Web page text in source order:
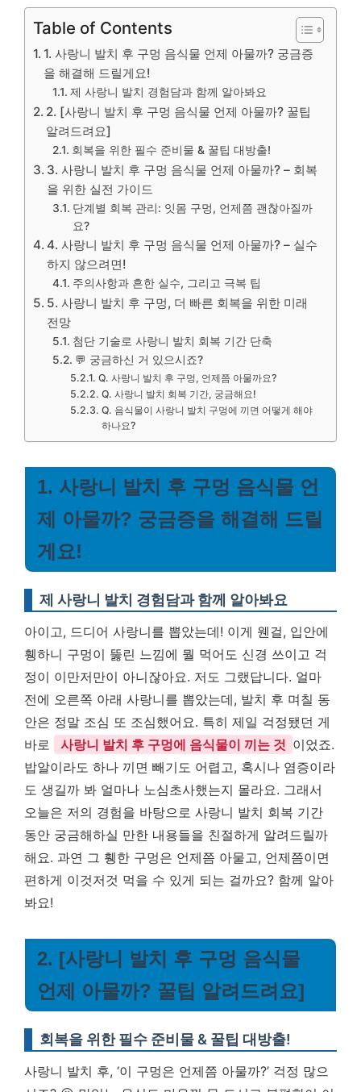
Table of Contents
1. 사랑니 발치 후 구멍 음식물 언제 아물까? 궁금증
을 해결해 드릴게요!
제 사랑니 발치 경험담과 함께 알아봐요
2. [사랑니 발치 후 구멍 음식물 언제 아물까? 꿀팁
알려드려요]
회복을 위한 필수 준비물 & 꿀팁 대방출!
3. 사랑니 발치 후 구멍 음식물 언제 아물까? – 회복
을 위한 실전 가이드
단계별 회복 관리: 잇몸 구멍, 언제쯤 괜찮아질까
요?
4. 사랑니 발치 후 구멍 음식물 언제 아물까? – 실수
하지 않으려면!
주의사항과 흔한 실수, 그리고 극복 팁
5. 사랑니 발치 후 구멍, 더 빠른 회복을 위한 미래
전망
첨단 기술로 사랑니 발치 회복 기간 단축
💬 궁금하신 거 있으시죠?
Q. 사랑니 발치 후 구멍, 언제쯤 아물까요?
Q. 사랑니 발치 회복 기간, 궁금해요!
Q. 음식물이 사랑니 발치 구멍에 끼면 어떻게 해야
하나요?
1. 사랑니 발치 후 구멍 음식물 언
제 아물까? 궁금증을 해결해 드릴
게요!
제 사랑니 발치 경험담과 함께 알아봐요
아이고, 드디어 사랑니를 뽑았는데! 이게 웬걸, 입안에
휑하니 구멍이 뚫린 느낌에 뭘 먹어도 신경 쓰이고 걱
정이 이만저만이 아니잖아요. 저도 그랬답니다. 얼마
전에 오른쪽 아래 사랑니를 뽑았는데, 발치 후 며칠 동
안은 정말 조심 또 조심했어요. 특히 제일 걱정됐던 게
바로
사랑니 발치 후 구멍에 음식물이 끼는 것 이었죠.
밥알이라도 하나 끼면 빼기도 어렵고, 혹시나 염증이라
도 생길까 봐 얼마나 노심초사했는지 몰라요. 그래서
오늘은 저의 경험을 바탕으로 사랑니 발치 회복 기간
동안 궁금해하실 만한 내용들을 친절하게 알려드릴까
해요. 과연 그 휑한 구멍은 언제쯤 아물고, 언제쯤이면
편하게 이것저것 먹을 수 있게 되는 걸까요? 함께 알아
봐요!
2. [사랑니 발치 후 구멍 음식물
언제 아물까? 꿀팁 알려드려요]
회복을 위한 필수 준비물 & 꿀팁 대방출!
사랑니 발치 후, ‘이 구멍은 언제쯤 아물까?’ 걱정 많으